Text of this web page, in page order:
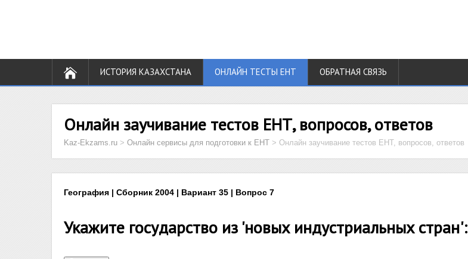
ИСТОРИЯ КАЗАХСТАНА ОНЛАЙН ТЕСТЫ ЕНТ ОБРАТНАЯ СВЯЗЬ
Онлайн заучивание тестов ЕНТ, вопросов, ответов
Kaz-Ekzams.ru > Онлайн сервисы для подготовки к ЕНТ > Онлайн заучивание тестов ЕНТ, вопросов, ответов
География | Сборник 2004 | Вариант 35 | Вопрос 7
Укажите государство из 'новых индустриальных стран':